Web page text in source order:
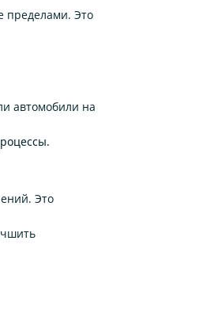
пределами. Это
автомобили на
Это